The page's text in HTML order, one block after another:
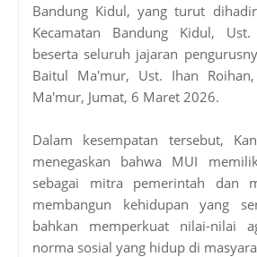
Bandung Kidul, yang turut
Kecamatan Bandung Kidul,
beserta seluruh jajaran
Baitul Ma'mur, Ust. Ihan
Ma'mur, Jumat, 6 Maret 2026.
Dalam kesempatan tersebut,
menegaskan bahwa MUI
sebagai mitra pemerintah dan
membangun kehidupan yang
bahkan memperkuat nilai-nilai
norma sosial yang hidup di